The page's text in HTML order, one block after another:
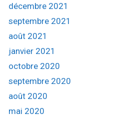
décembre 2021
septembre 2021
août 2021
janvier 2021
octobre 2020
septembre 2020
août 2020
mai 2020